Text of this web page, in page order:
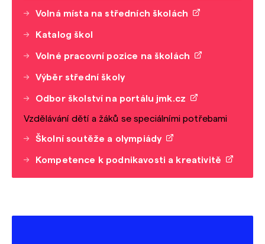
Volná místa na středních školách
Katalog škol
Volné pracovní pozice na školách
Výběr střední školy
Odbor školství na portálu jmk.cz
Vzdělávání dětí a žáků se speciálními potřebami
Školní soutěže a olympiády
Kompetence k podnikavosti a kreativitě